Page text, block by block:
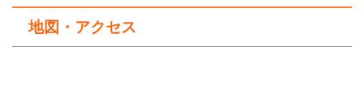
地図・アクセス